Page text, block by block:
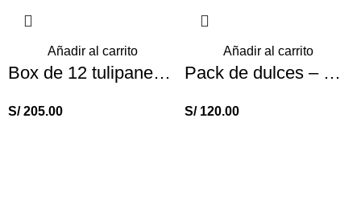
Añadir al carrito
Box de 12 tulipanes azules
S/205.00
Añadir al carrito
Pack de dulces – Día del padre
S/120.00